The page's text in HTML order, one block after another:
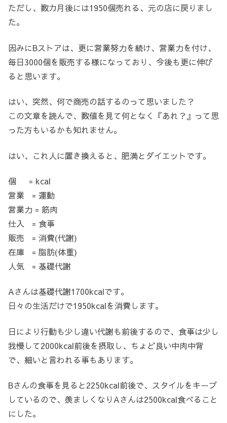
ただし、数カ月後には1950個売れる、元の店に戻りまし
た。
因みにBストアは、更に営業努力を続け、営業力を付け、
毎日3000個を販売する様になっており、今後も更に伸び
ると思います。
はい、突然、何で商売の話するのって思いました？
この文章を読んで、数値を見て何となく『あれ？』って思
った方もいるかも知れません。
はい、これ人に置き換えると、肥満とダイエットです。
個 = kcal
営業 = 運動
営業力 = 筋肉
仕入 = 食事
販売 = 消費(代謝)
在庫 = 脂肪(体重)
人気 = 基礎代謝
Aさんは基礎代謝1700kcalです。
日々の生活だけで1950kcalを消費します。
日により行動も少し違い代謝も前後するので、食事は少し
我慢して2000kcal前後を摂取し、ちょど良い中肉中背
で、細いと言われる事もあります。
Bさんの食事を見ると2250kcal前後で、スタイルをキープ
しているので、羨ましくなりAさんは2500kcal食べること
にした。